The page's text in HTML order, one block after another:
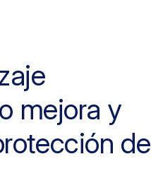
mejora y
de